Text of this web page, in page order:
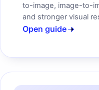
to-image, image-to-
and stronger visual
Open guide